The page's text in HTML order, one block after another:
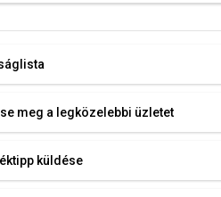
meg a legközelebbi üzletet
küldése